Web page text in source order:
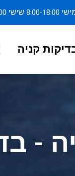
14:00
קניה
-